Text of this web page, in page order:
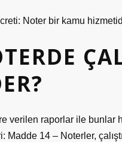
Noter bir kamu
verilen raporlar ile bunlar
Madde 14 – Noterler,